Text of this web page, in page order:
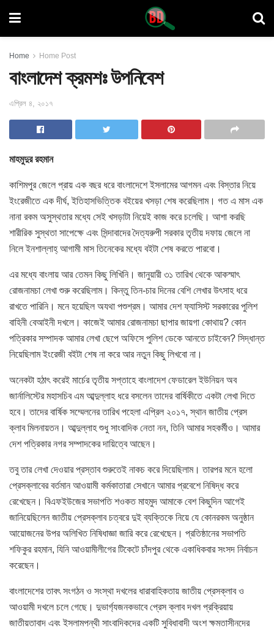
Home Home Post
বাংলাদেশ ক্রমশঃ উপনিবেশ
এপ্রিল ৪, ২০১৭
মাহমুদুর রহমান
কাশিমপুর জেলে প্রায় এক বছর ধরে বাংলাদেশে ইসলামের আগমন এবং বিস্তার নিয়ে
ইংরেজীতে এক দীর্ঘ, ইতিহাসভিত্তিক বইয়ের খসড়া শেষ করেছিলাম। গত এ মাস এক
নানা রকম অসুস্থতার মধ্যে সেই খসড়াটা নিয়েই কাজ করে চলেছি। আশা করছি
শারীরিক সুস্থতা সাপেক্ষে এবং সিন্দাবাদের দৈত্যরুপী সরকার তৃতীয় দফায় জেলে না
নিলেইনশাল্লাহ্ আগামী মাস তিনেকের মধ্যে বইটা শেষ করতে পারবো।
এর মধ্যে বাংলায় আর তেমন কিছু লিখিনি। জানুয়ারী ৩১ তারিখ থেকে আকস্মাৎ
রোজনামচা লেখা শুরু করেছিলাম। কিন্তু তিন-চার দিনের বেশি লেখার উৎসাহ ধরে
রাখতে পারিনি। মনে হয়েছিল অযথা পশুশ্রম। আমার দেশ ফ্যাসিস্ট সরকারের পুলিশ
বাহিনী বেআইনী দখলে। কাজেই আমার রোজনামচা ছাপার জায়গা কোথায়? কোন
পত্রিকার সম্পাদক আমার লেখা ছেপে অফিসে পুলিশ ডেকে আনতে চাইবেন? সিদ্ধান্ত
নিয়েছিলাম ইংরেজী বইটা শেষ না করে আর নতুন কিছু লিখবো না।
অনেকটা হঠাৎ করেই মার্চের তৃতীয় সপ্তাহে বাংলাদেশ ফেডারেল ইউনিয়ন অব
জার্নালিস্টের মহাসচিব এম আব্দুল্লাহ ধরে বসলেন তাদের বার্ষিকীতে একটা লেখা দিতে
হবে। তাদের বার্ষিক সম্মেলনের তারিখ পহেলা এপ্রিল ২০১৭, স্থান জাতীয় প্রেস
ক্লাব মিলনায়তন। আব্দুল্লাহ শুধু সাংবাদিক নেতা নন, তিনি আমার সহকর্মীও। আমার
দেশ পত্রিকার নগর সম্পাদকের দায়িত্বে আছেন।
তবু তার লেখা দেওয়ার প্রস্তাব শুরুতেই নাকচ করে দিয়েছিলাম। তারপর মনে হলো
প্রেসক্লাবের বর্তমান আওয়ামী কর্মকাতারা সেখানে আমার প্রবেশে নিষিদ্ধ করে
রেখেছেন। বিএফইউজের সভাপতি শওকত মাহমুদ আমাকে বেশ কিছুদিন আগেই
জানিয়েছিলেন জাতীয় প্রেসক্লাব চত্বরে দুই ব্যক্তিকে নিয়ে যে কোনরকম অনুষ্ঠান
আয়োজনের উপর অলিখিত নিষিধাজ্ঞা জারি করে রেখেছেন। প্রতিষ্ঠানের সভাপতি
শফিকুর রহমান, যিনি আওয়ামীলীগের টিকেটে চাঁদপুর থেকে একাধিকবার সংসদ নির্বাচন
করেছেন।
বাংলাদেশের তাবৎ সংগঠন ও সংস্থা দখলের ধারাবাহিকতায় জাতীয় প্রেসক্লাব ও
আওয়ামী দখলে চলে গেছে। দুভার্গ্যজনকভাবে প্রেস ক্লাব দখল প্রক্রিয়ায়
জাতীয়তাবাদ এবং ইসলামপন্থী সাংবাদিকদের একটি সুবিধাবাদী অংশ ক্ষমতাসীনদের